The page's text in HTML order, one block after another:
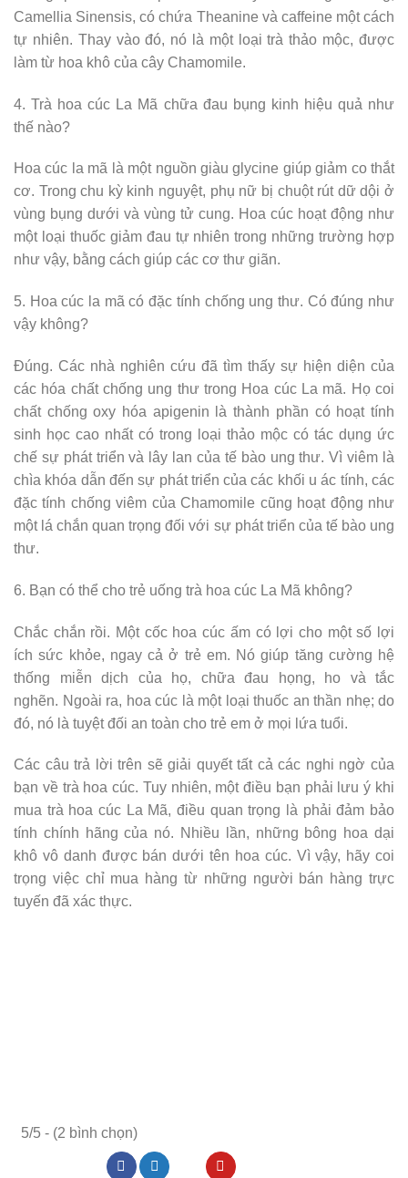
Camellia Sinensis, có chứa Theanine và caffeine một cách
tự nhiên. Thay vào đó, nó là một loại trà thảo mộc, được
làm từ hoa khô của cây Chamomile.
4. Trà hoa cúc La Mã chữa đau bụng kinh hiệu quả như
thế nào?
Hoa cúc la mã là một nguồn giàu glycine giúp giảm co thắt
cơ. Trong chu kỳ kinh nguyệt, phụ nữ bị chuột rút dữ dội ở
vùng bụng dưới và vùng tử cung. Hoa cúc hoạt động như
một loại thuốc giảm đau tự nhiên trong những trường hợp
như vậy, bằng cách giúp các cơ thư giãn.
5. Hoa cúc la mã có đặc tính chống ung thư. Có đúng như
vậy không?
Đúng. Các nhà nghiên cứu đã tìm thấy sự hiện diện của
các hóa chất chống ung thư trong Hoa cúc La mã. Họ coi
chất chống oxy hóa apigenin là thành phần có hoạt tính
sinh học cao nhất có trong loại thảo mộc có tác dụng ức
chế sự phát triển và lây lan của tế bào ung thư. Vì viêm là
chìa khóa dẫn đến sự phát triển của các khối u ác tính, các
đặc tính chống viêm của Chamomile cũng hoạt động như
một lá chắn quan trọng đối với sự phát triển của tế bào ung
thư.
6. Bạn có thể cho trẻ uống trà hoa cúc La Mã không?
Chắc chắn rồi. Một cốc hoa cúc ấm có lợi cho một số lợi
ích sức khỏe, ngay cả ở trẻ em. Nó giúp tăng cường hệ
thống miễn dịch của họ, chữa đau họng, ho và tắc
nghẽn. Ngoài ra, hoa cúc là một loại thuốc an thần nhẹ; do
đó, nó là tuyệt đối an toàn cho trẻ em ở mọi lứa tuổi.
Các câu trả lời trên sẽ giải quyết tất cả các nghi ngờ của
bạn về trà hoa cúc. Tuy nhiên, một điều bạn phải lưu ý khi
mua trà hoa cúc La Mã, điều quan trọng là phải đảm bảo
tính chính hãng của nó. Nhiều lần, những bông hoa dại
khô vô danh được bán dưới tên hoa cúc. Vì vậy, hãy coi
trọng việc chỉ mua hàng từ những người bán hàng trực
tuyến đã xác thực.
5/5 - (2 bình chọn)